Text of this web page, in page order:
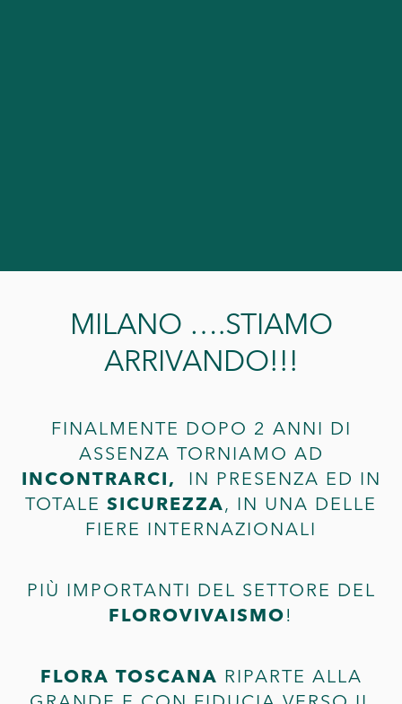
MILANO ….STIAMO
ARRIVANDO!!!
FINALMENTE DOPO 2 ANNI DI
ASSENZA TORNIAMO AD
INCONTRARCI, IN PRESENZA ED IN
TOTALE SICUREZZA, IN UNA DELLE
FIERE INTERNAZIONALI
PIÙ IMPORTANTI DEL SETTORE DEL
FLOROVIVAISMO!
FLORA TOSCANA RIPARTE ALLA